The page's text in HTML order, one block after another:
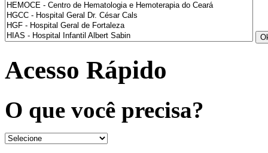
Acesso Rápido
O que você precisa?